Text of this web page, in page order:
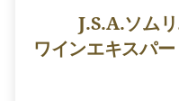
J.S.A.ソム
ワインエキスパ